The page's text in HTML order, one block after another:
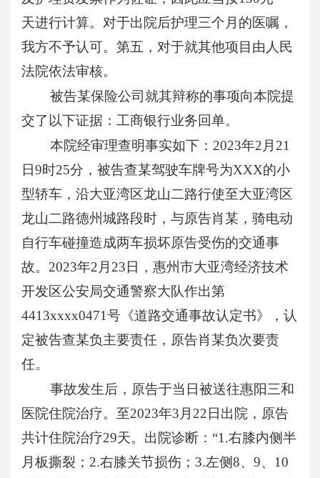
天进行计算。对于出院后护理三个月的医嘱，
我方不予认可。第五，对于就其他项目由人民
法院依法审核。
被告某保险公司就其辩称的事项向本院提
交了以下证据：工商银行业务回单。
本院经审理查明事实如下： 2023年2月21
日9时25分，被告查某驾驶车牌号为XXX的小
型轿车，沿大亚湾区龙山二路行使至大亚湾区
龙山二路德州城路段时，与原告肖某，骑电动
自行车碰撞造成两车损坏原告受伤的交通事
故。2023年2月23日，惠州市大亚湾经济技术
开发区公安局交通警察大队作出第
4413xxxx0471号《道路交通事故认定书》，认
定被告查某负主要责任，原告肖某负次要责
任。
事故发生后，原告于当日被送往惠阳三和
医院住院治疗。至2023年3月22日出院，原告
共计住院治疗29天。出院诊断：“1.右膝内侧半
月板撕裂；2.右膝关节损伤；3.左侧8、9、10